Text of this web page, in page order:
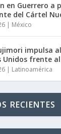
en Guerrero a
del Cártel
| México
impulsa
Unidos frente
| Latinoamérica
RECIENTES